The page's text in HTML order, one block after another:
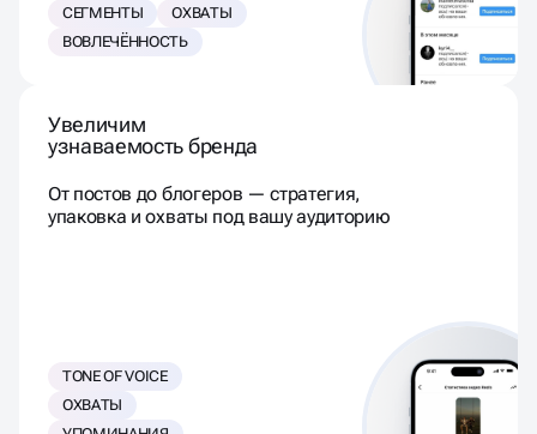
СЕГМЕНТЫ
ОХВАТЫ
ВОВЛЕЧЁННОСТЬ
Увеличим
узнаваемость бренда
От постов до блогеров — стратегия,
упаковка и охваты под вашу аудиторию
TONE OF VOICE
ОХВАТЫ